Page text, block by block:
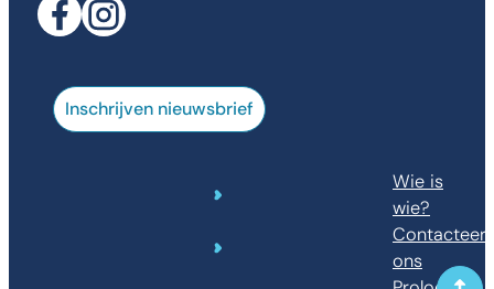
Wie is
wie?
Contacteer
ons
FacebookInstagram
Inschrijven nieuwsbrief